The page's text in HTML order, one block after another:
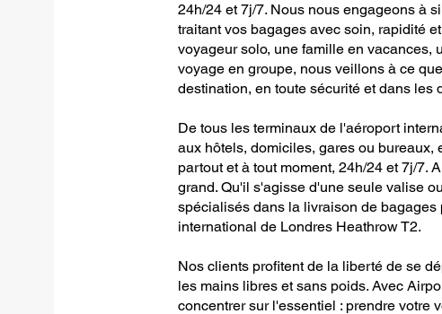
24h/24 et 7j/7. Nous nous engageons à
traitant vos bagages avec soin, rapidité
voyageur solo, une famille en vacances,
voyage en groupe, nous veillons à ce
destination, en toute sécurité et dans les
De tous les terminaux de l'aéroport
aux hôtels, domiciles, gares ou bureaux,
partout et à tout moment, 24h/24 et 7j/7.
grand. Qu'il s'agisse d'une seule valise
spécialisés dans la livraison de
international de Londres Heathrow T2.
Nos clients profitent de la liberté de se
les mains libres et sans poids. Avec
concentrer sur l'essentiel : prendre votre